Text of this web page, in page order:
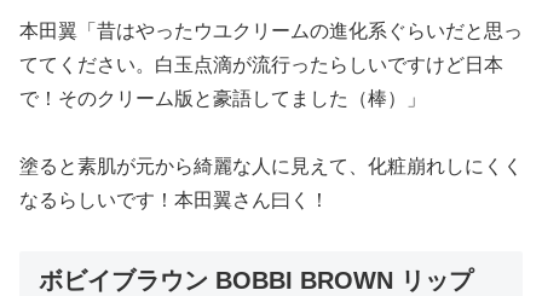
本田翼「昔はやったウユクリームの進化系ぐらいだと思っ
ててください。白玉点滴が流行ったらしいですけど日本
で！そのクリーム版と豪語してました（棒）」
塗ると素肌が元から綺麗な人に見えて、化粧崩れしにくく
なるらしいです！本田翼さん曰く！
ボビイブラウン BOBBI BROWN リップ